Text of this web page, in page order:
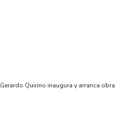
Gerardo Quirino inaugura y arranca